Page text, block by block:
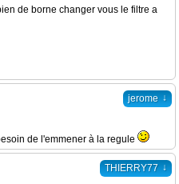
de borne changer vous le filtre a
jerome ↓
de l'emmener à la regule
THIERRY77 ↓